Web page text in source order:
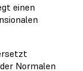
einen
Normalen